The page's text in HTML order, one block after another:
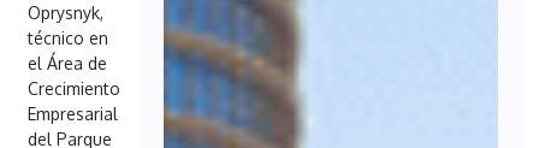
Oprysnyk,
técnico en
el Área de
Crecimiento
Empresarial
del Parque